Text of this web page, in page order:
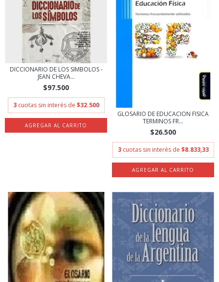
DICCIONARIO DE LOS SIMBOLOS -
JEAN CHEVA...
$97.500
3 cuotas sin interés de $32.500
GLOSARIO DE EDUCACION FISICA
TERMINOS FR...
$26.500
3 cuotas sin interés de $8.833,33